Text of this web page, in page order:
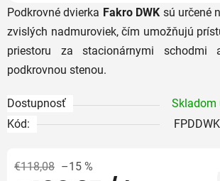
Podkrovné dvierka Fakro DWK sú určené
zvislých nadmuroviek, čím umožňujú
priestoru za stacionárnymi schodmi
podkrovnou stenou.
Dostupnosť
Skladom
Kód:
€118,08 –15 %